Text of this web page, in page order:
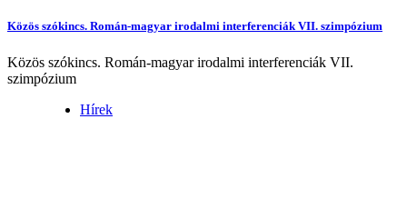
Közös szókincs. Román-magyar irodalmi interferenciák VII. szimpózium
Közös szókincs. Román-magyar irodalmi interferenciák VII.
szimpózium
Hírek